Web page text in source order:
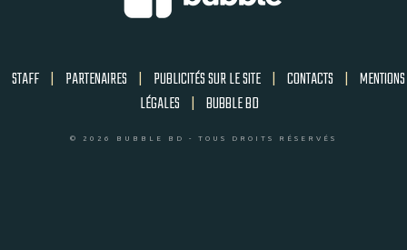
STAFF | PARTENAIRES | PUBLICITÉS SUR LE SITE | CONTACTS | MENTIONS
LÉGALES | BUBBLE BD
© 2026 BUBBLE BD - TOUS DROITS RÉSERVÉS